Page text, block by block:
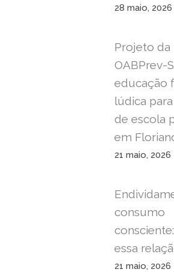
28 maio, 2026
Projeto da
OABPrev-
educação
lúdica
de escola
em
21 maio, 2026
consumo
essa
21 maio, 2026